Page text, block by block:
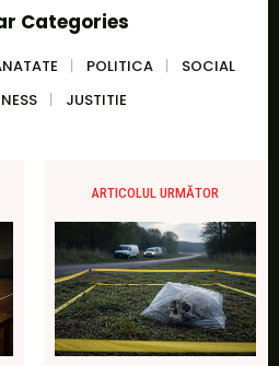
Categories
POLITICA
SOCIAL
JUSTITIE
ARTICOLUL URMĂTOR